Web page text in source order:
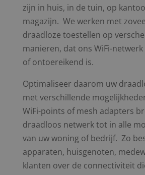
zijn in huis, in de tuin, op
magazijn. We werken met
draadloze toestellen op
manieren, dat ons WiFi-
of ontoereikend is.
Optimaliseer daarom uw
met verschillende
WiFi-points of mesh adapters
draadloos netwerk tot in alle
van uw woning of bedrijf. Zo
apparaten, huisgenoten,
klanten over de connectiviteit